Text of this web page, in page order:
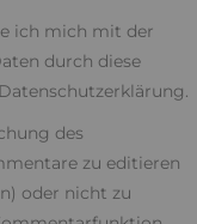
ich mich mit der
durch diese
Datenschutzerklärung.
des
zu editieren
oder nicht zu